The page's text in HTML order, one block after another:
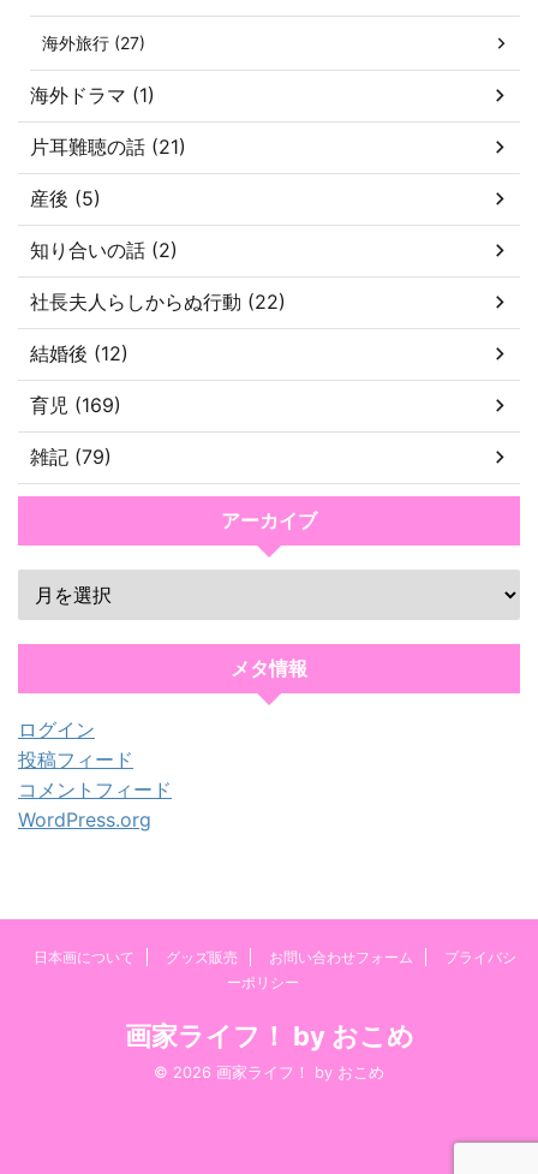
海外旅行 (27)
海外ドラマ (1)
片耳難聴の話 (21)
産後 (5)
知り合いの話 (2)
社長夫人らしからぬ行動 (22)
結婚後 (12)
育児 (169)
雑記 (79)
アーカイブ
メタ情報
ログイン
投稿フィード
コメントフィード
WordPress.org
日本画について グッズ販売 お問い合わせフォーム
プライバシ
ーポリシー
画家ライフ！ by おこめ
© 2026 画家ライフ！ by おこめ